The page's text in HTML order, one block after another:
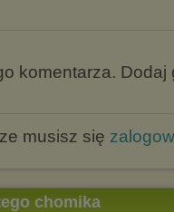
komentarza. Dodaj
musisz się
chomika